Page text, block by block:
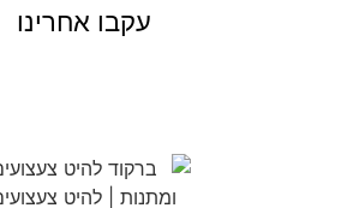
עקבו אחרינו